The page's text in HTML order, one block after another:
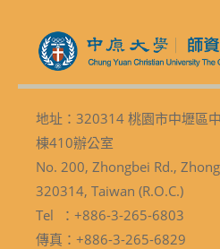
地址：320314 桃園市中壢區
棟410辦公室
No. 200, Zhongbei Rd.,
320314, Taiwan (R.O.C.)
Tel ：+886-3-265-6803
傳真：+886-3-265-6829